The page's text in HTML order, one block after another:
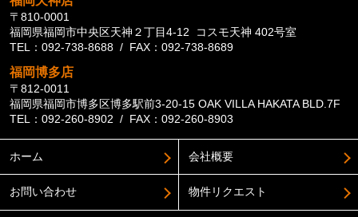
〒810-0001
福岡県福岡市中央区天神２丁目4-12 コスモ天神 402号室
TEL：092-738-8688 / FAX：092-738-8689
福岡博多店
〒812-0011
福岡県福岡市博多区博多駅前3-20-15 OAK VILLA HAKATA BLD.7F
TEL：092-260-8902 / FAX：092-260-8903
ホーム 会社概要
お問い合わせ 物件リクエスト